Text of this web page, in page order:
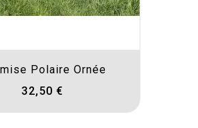
Polaire Ornée
32,50 €